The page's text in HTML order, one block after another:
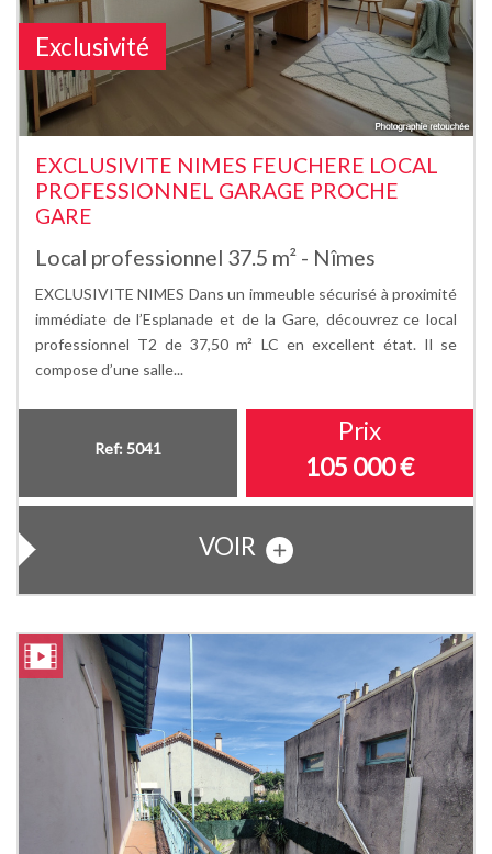
Exclusivité
EXCLUSIVITE NIMES FEUCHERE LOCAL
PROFESSIONNEL GARAGE PROCHE
GARE
Local professionnel 37.5 m² - Nîmes
EXCLUSIVITE NIMES Dans un immeuble sécurisé à proximité
immédiate de l’Esplanade et de la Gare, découvrez ce local
professionnel T2 de 37,50 m² LC en excellent état. Il se
compose d’une salle...
Ref: 5041
Prix
105 000 €
VOIR